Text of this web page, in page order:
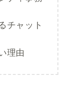
チャット
理由